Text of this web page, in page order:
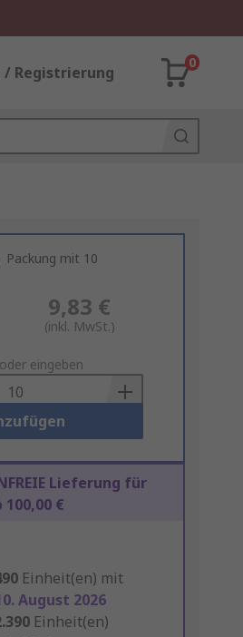
/ Registrierung
0
Packung mit 10
9,83 €
(inkl. MwSt.)
eingeben
Lieferung für
€
Einheit(en) mit
August 2026
Einheit(en)